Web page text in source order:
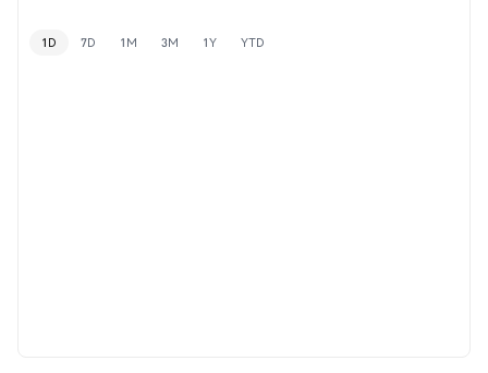
1D 7D 1M 3M 1Y YTD